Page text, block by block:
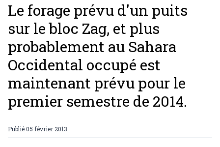
Le forage prévu d'un puits
sur le bloc Zag, et plus
probablement au Sahara
Occidental occupé est
maintenant prévu pour le
premier semestre de 2014.
Publié05 février 2013